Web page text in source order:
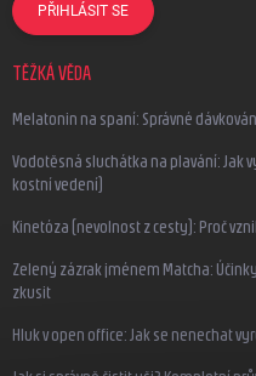
PŘIHLÁSIT SE
TĚŽKÁ VĚDA
Melatonin na spaní: Správné
Vodotěsná sluchátka na plavání: Jak
kostní vedení)
Kinetóza (nevolnost z cesty): Proč
Zelený zázrak jménem Matcha:
zkusit
Hluk v open office: Jak se nenechat